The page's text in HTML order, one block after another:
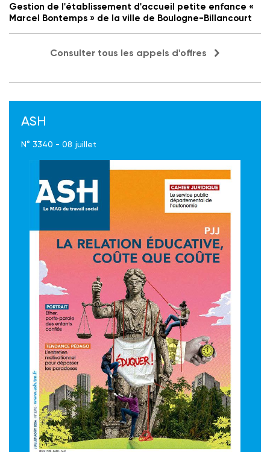
Gestion de l'établissement d'accueil petite enfance «
Marcel Bontemps » de la ville de Boulogne-Billancourt
Consulter tous les appels d'offres
ASH
N° 3340 - 08 juillet